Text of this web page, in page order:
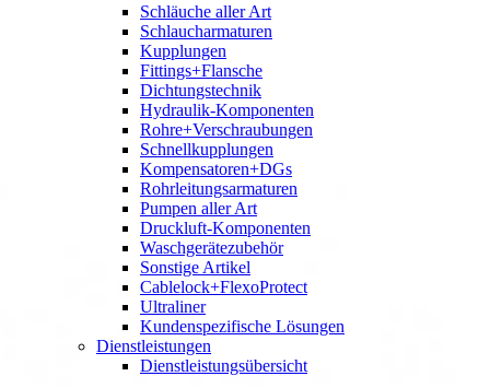
Schläuche aller Art
Schlaucharmaturen
Kupplungen
Fittings+Flansche
Dichtungstechnik
Hydraulik-Komponenten
Rohre+Verschraubungen
Schnellkupplungen
Kompensatoren+DGs
Rohrleitungsarmaturen
Pumpen aller Art
Druckluft-Komponenten
Waschgerätezubehör
Sonstige Artikel
Cablelock+FlexoProtect
Ultraliner
Kundenspezifische Lösungen
Dienstleistungen
Dienstleistungsübersicht